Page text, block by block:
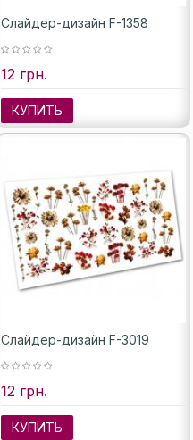
Слайдер-дизайн F-1358
12 грн.
КУПИТЬ
Слайдер-дизайн F-3019
12 грн.
КУПИТЬ